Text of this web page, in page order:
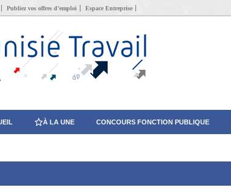
Publiez vos offres d’emploi Espace Entreprise
À LA UNE CONCOURS FONCTION PUBLIQUE